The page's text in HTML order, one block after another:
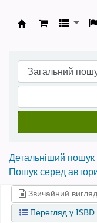
Бібліотека
Детальніший пошук
Пошук серед
Звичайний вигляд
Перегляд у ISBD